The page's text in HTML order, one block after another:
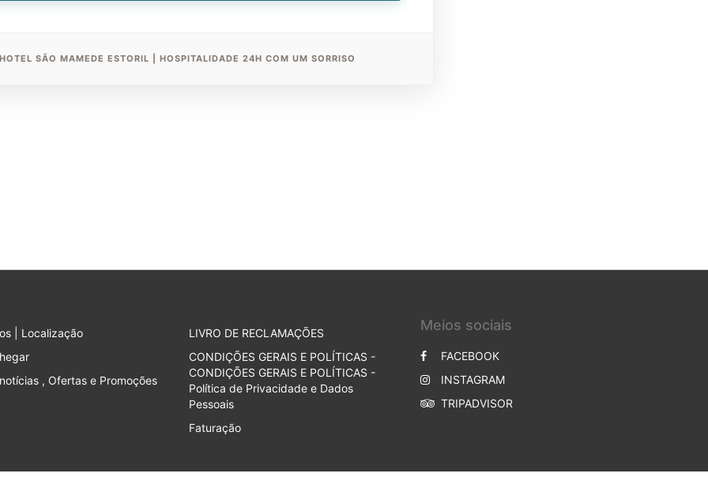
SÃO MAMEDE ESTORIL | HOSPITALIDADE 24H COM UM SORRISO
| Localização
, Ofertas e Promoções
LIVRO DE RECLAMAÇÕES
CONDIÇÕES GERAIS E POLÍTICAS -
CONDIÇÕES GERAIS E POLÍTICAS -
Política de Privacidade e Dados
Pessoais
Faturação
Meios sociais
FACEBOOK
INSTAGRAM
TRIPADVISOR